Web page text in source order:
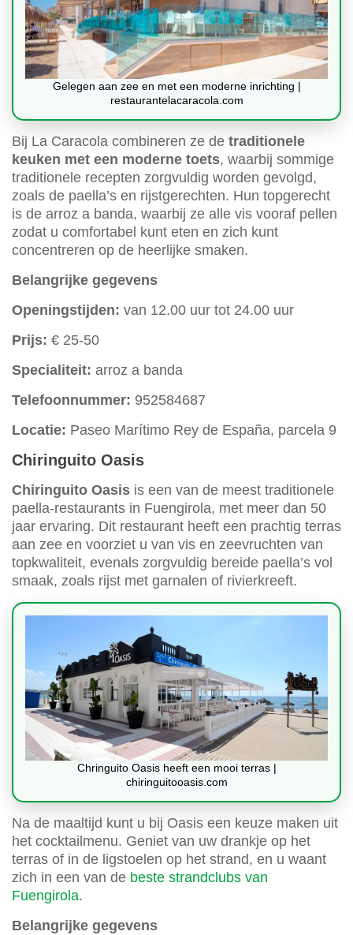
Gelegen aan zee en met een moderne inrichting |
restaurantelacaracola.com
Bij La Caracola combineren ze de traditionele
keuken met een moderne toets, waarbij sommige
traditionele recepten zorgvuldig worden gevolgd,
zoals de paella’s en rijstgerechten. Hun topgerecht
is de arroz a banda, waarbij ze alle vis vooraf pellen
zodat u comfortabel kunt eten en zich kunt
concentreren op de heerlijke smaken.
Belangrijke gegevens
Openingstijden: van 12.00 uur tot 24.00 uur
Prijs: € 25-50
Specialiteit: arroz a banda
Telefoonnummer: 952584687
Locatie: Paseo Marítimo Rey de España, parcela 9
Chiringuito Oasis
Chiringuito Oasis is een van de meest traditionele
paella-restaurants in Fuengirola, met meer dan 50
jaar ervaring. Dit restaurant heeft een prachtig terras
aan zee en voorziet u van vis en zeevruchten van
topkwaliteit, evenals zorgvuldig bereide paella’s vol
smaak, zoals rijst met garnalen of rivierkreeft.
Chringuito Oasis heeft een mooi terras |
chiringuitooasis.com
Na de maaltijd kunt u bij Oasis een keuze maken uit
het cocktailmenu. Geniet van uw drankje op het
terras of in de ligstoelen op het strand, en u waant
zich in een van de beste strandclubs van
Fuengirola.
Belangrijke gegevens